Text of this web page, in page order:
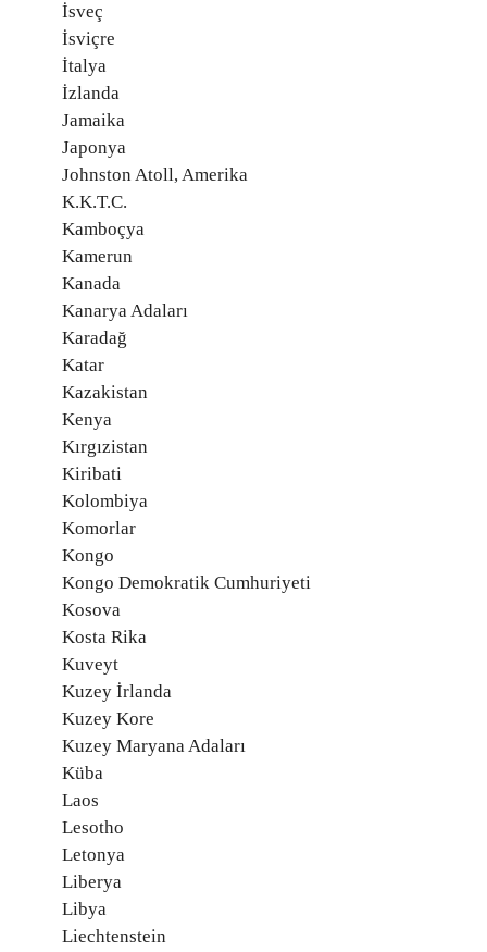
İsveç
İsviçre
İtalya
İzlanda
Jamaika
Japonya
Johnston Atoll, Amerika
K.K.T.C.
Kamboçya
Kamerun
Kanada
Kanarya Adaları
Karadağ
Katar
Kazakistan
Kenya
Kırgızistan
Kiribati
Kolombiya
Komorlar
Kongo
Kongo Demokratik Cumhuriyeti
Kosova
Kosta Rika
Kuveyt
Kuzey İrlanda
Kuzey Kore
Kuzey Maryana Adaları
Küba
Laos
Lesotho
Letonya
Liberya
Libya
Liechtenstein